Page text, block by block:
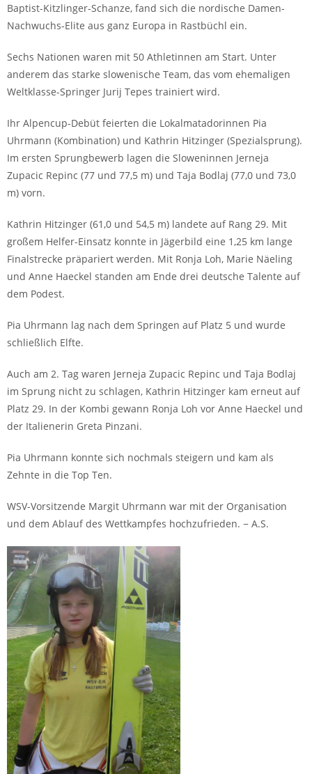
Baptist-Kitzlinger-Schanze, fand sich die nordische Damen-
Nachwuchs-Elite aus ganz Europa in Rastbüchl ein.
Sechs Nationen waren mit 50 Athletinnen am Start. Unter
anderem das starke slowenische Team, das vom ehemaligen
Weltklasse-Springer Jurij Tepes trainiert wird.
Ihr Alpencup-Debüt feierten die Lokalmatadorinnen Pia
Uhrmann (Kombination) und Kathrin Hitzinger (Spezialsprung).
Im ersten Sprungbewerb lagen die Sloweninnen Jerneja
Zupacic Repinc (77 und 77,5 m) und Taja Bodlaj (77,0 und 73,0
m) vorn.
Kathrin Hitzinger (61,0 und 54,5 m) landete auf Rang 29. Mit
großem Helfer-Einsatz konnte in Jägerbild eine 1,25 km lange
Finalstrecke präpariert werden. Mit Ronja Loh, Marie Näeling
und Anne Haeckel standen am Ende drei deutsche Talente auf
dem Podest.
Pia Uhrmann lag nach dem Springen auf Platz 5 und wurde
schließlich Elfte.
Auch am 2. Tag waren Jerneja Zupacic Repinc und Taja Bodlaj
im Sprung nicht zu schlagen, Kathrin Hitzinger kam erneut auf
Platz 29. In der Kombi gewann Ronja Loh vor Anne Haeckel und
der Italienerin Greta Pinzani.
Pia Uhrmann konnte sich nochmals steigern und kam als
Zehnte in die Top Ten.
WSV-Vorsitzende Margit Uhrmann war mit der Organisation
und dem Ablauf des Wettkampfes hochzufrieden. − A.S.